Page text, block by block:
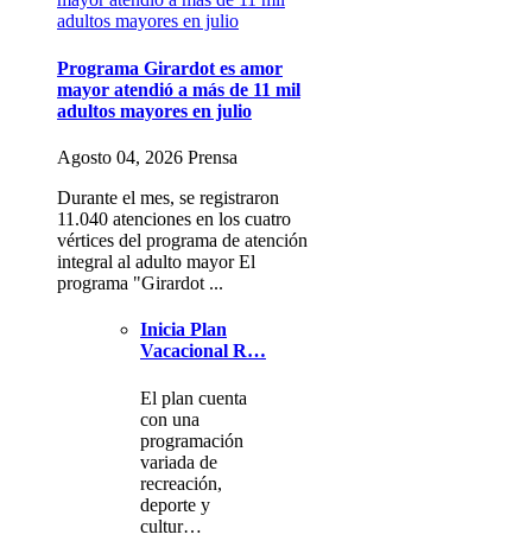
Programa Girardot es amor
mayor atendió a más de 11 mil
adultos mayores en julio
Agosto 04, 2026 Prensa
Durante el mes, se registraron
11.040 atenciones en los cuatro
vértices del programa de atención
integral al adulto mayor El
programa "Girardot ...
Inicia Plan
Vacacional R…
El plan cuenta
con una
programación
variada de
recreación,
deporte y
cultur…